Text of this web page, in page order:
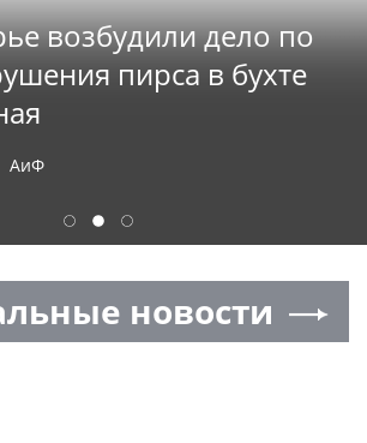
возбудили дело по
пирса в бухте
АиФ
1 2 3
новости